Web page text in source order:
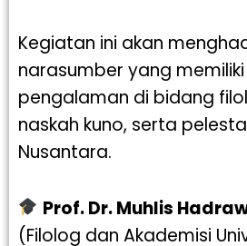
Kegiatan ini akan
narasumber yang
pengalaman di bidang
naskah kuno, serta
Nusantara.
Prof. Dr. Muhlis
(Filolog dan Akademisi